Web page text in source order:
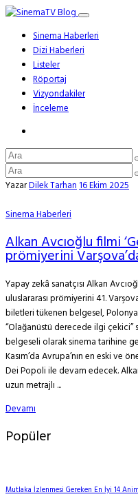
Sinema Haberleri
Dizi Haberleri
Listeler
Röportaj
Vizyondakiler
İnceleme
YazarDilek Tarhan16 Ekim 2025
Sinema Haberleri
Alkan Avcıoğlu filmi
prömiyerini
Yapay zekâ sanatçısı Alkan
uluslararası prömiyerini 41.
biletleri tükenen belgesel,
“Olağanüstü derecede ilgi çekici”
belgeseli olarak sinema tarihine
Kasım’da Avrupa’nın en eski ve
Dei Popoli ile devam edecek.
uzun metrajlı ...
Devamı
Popüler
Mutlaka İzlenmesi Gereken En İyi 14